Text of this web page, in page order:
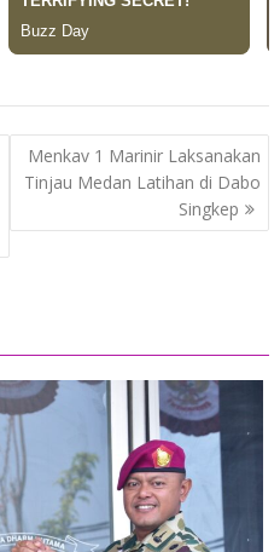
Menkav 1 Marinir Laksanakan
Tinjau Medan Latihan di Dabo
Singkep